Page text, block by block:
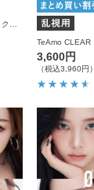
3,600円
（税込3,960円）